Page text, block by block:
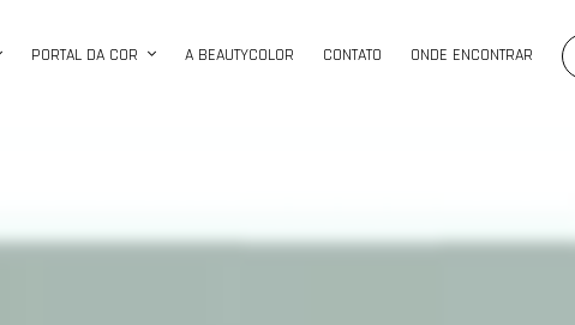
PORTAL DA COR A BEAUTYCOLOR CONTATO ONDE ENCONTRAR